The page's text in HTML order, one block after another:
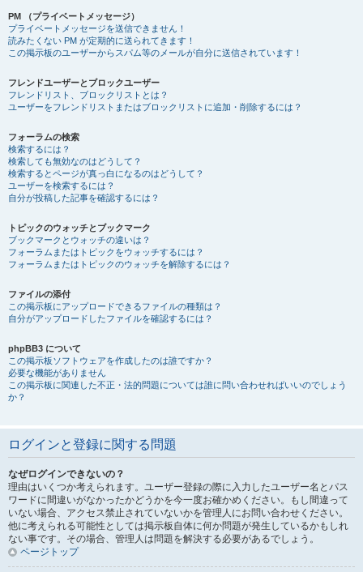
PM （プライベートメッセージ）
プライベートメッセージを送信できません！
読みたくない PM が定期的に送られてきます！
この掲示板のユーザーからスパム等のメールが自分に送信されています！
フレンドユーザーとブロックユーザー
フレンドリスト、ブロックリストとは？
ユーザーをフレンドリストまたはブロックリストに追加・削除するには？
フォーラムの検索
検索するには？
検索しても無効なのはどうして？
検索するとページが真っ白になるのはどうして？
ユーザーを検索するには？
自分が投稿した記事を確認するには？
トピックのウォッチとブックマーク
ブックマークとウォッチの違いは？
フォーラムまたはトピックをウォッチするには？
フォーラムまたはトピックのウォッチを解除するには？
ファイルの添付
この掲示板にアップロードできるファイルの種類は？
自分がアップロードしたファイルを確認するには？
phpBB3 について
この掲示板ソフトウェアを作成したのは誰ですか？
必要な機能がありません
この掲示板に関連した不正・法的問題については誰に問い合わせればいいのでしょう
か？
ログインと登録に関する問題
なぜログインできないの？
理由はいくつか考えられます。ユーザー登録の際に入力したユーザー名とパス
ワードに間違いがなかったかどうかを今一度お確かめください。もし間違って
いない場合、アクセス禁止されていないかを管理人にお問い合わせください。
他に考えられる可能性としては掲示板自体に何か問題が発生しているかもしれ
ない事です。その場合、管理人は問題を解決する必要があるでしょう。
ページトップ